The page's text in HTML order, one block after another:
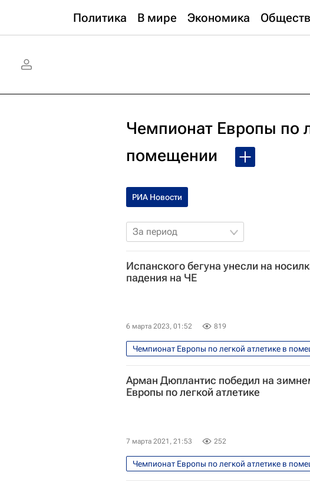
Политика В мире Экономика
Чемпионат Европы по
помещении
РИА Новости
За период
Испанского бегуна унесли на
падения на ЧЕ
6 марта 2023, 01:52 819
Чемпионат Европы по легкой атлетике в
Арман Дюплантис победил на
Европы по легкой атлетике
7 марта 2021, 21:53 252
Чемпионат Европы по легкой атлетике в
Арман Дюплантис
Всемирная